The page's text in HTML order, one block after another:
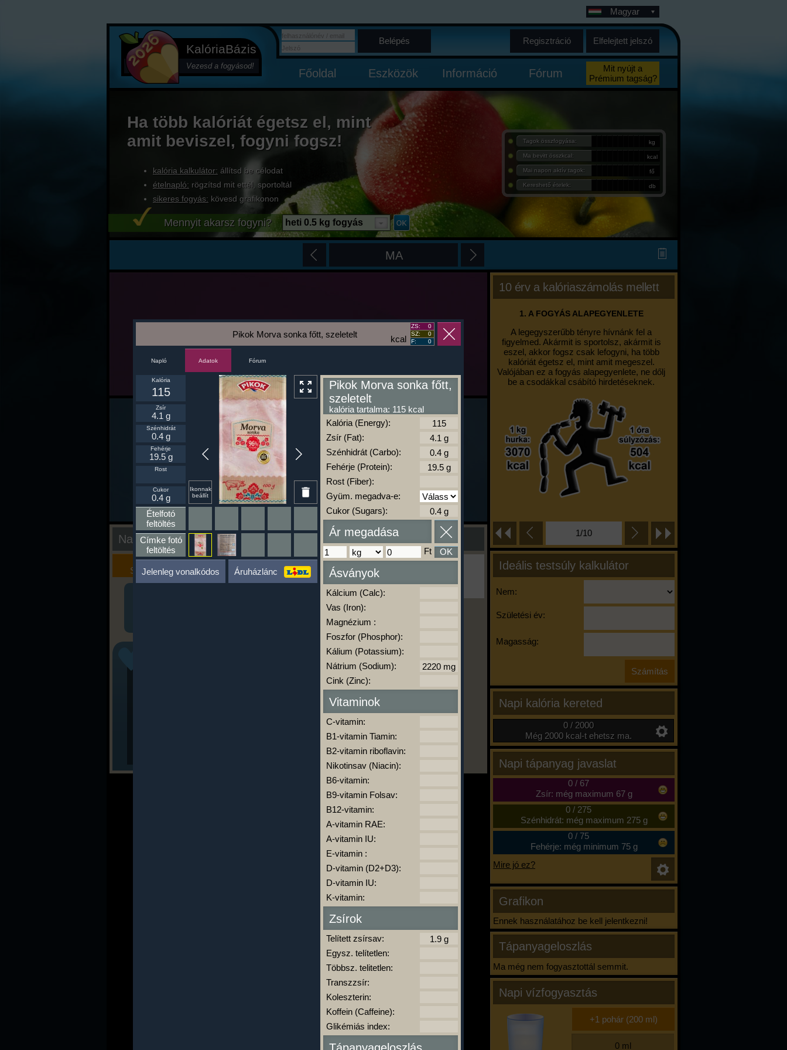
KalóriaBázis
Vezesd a fogyásod!
Magyar
Belépés Regisztráció Elfelejtett jelszó
Főoldal Eszközök Információ Fórum
Mit nyújt a
Prémium tagság?
Ha több kalóriát égetsz el, mint
amit beviszel, fogyni fogsz!
kalória kalkulátor: állítsd be célodat
ételnapló: rögzítsd mit ettél, sportoltál
sikeres fogyás: kövesd grafikonon
Tagok összfogyása: kg
Ma bevitt összkcal: kcal
Mai napon aktív tagok: fő
Kereshető ételek: db
Mennyit akarsz fogyni? heti 0.5 kg fogyás
MA
10 érv a kalóriaszámolás mellett
1. A FOGYÁS ALAPEGYENLETE
A legegyszerűbb tényre hívnánk fel a
figyelmed. Akármit is sportolsz, akármit is
eszel, akkor fogsz csak lefogyni, ha több
kalóriát égetsz el, mint amit megeszel.
Valójában ez a fogyás alapegyenlete, ne dőlj
be a csodákkal csábító hirdetéseknek.
1/10
Ideális testsúly kalkulátor
Nem:
Születési év:
Magasság:
Napi kalória kereted
0 / 2000
Még 2000 kcal-t ehetsz ma.
Napi tápanyag javaslat
0/ 67
Zsír: még maximum 67 g
0/ 275
Szénhidrát: még maximum 275 g
0/ 75
Fehérje: még minimum 75 g
Mire jó ez?
Grafikon
Ennek használatához be kell jelentkezni!
Tápanyageloszlás
Ma még nem fogyasztottál semmit.
Napi vízfogyasztás
Nap kiértékelése
Kalória
Szimulátor
Szöveges
Értékelés
Ha ma már nem eszel/sportolsz többet,
kattints a kiértékelésre!
A Kalória Szimulátor Prémium funkció.
kalóriabázis.hu
-
kcal
Pikok Morva sonka főtt, szeletelt
ZS:
0
SZ:
0
F:
0
Napló Adatok Fórum
Ikonnak
beállít
Kalória
115
Zsír
4.1 g
Szénhidrát
0.4 g
Fehérje
19.5 g
Rost
Cukor
0.4 g
Ételfotó
feltöltés
Címke fotó
feltöltés
Jelenleg vonalkódos Áruházlánc
Pikok Morva sonka főtt,
szeletelt
kalória tartalma: 115 kcal
Kalória (Energy):
Zsír (Fat):
Szénhidrát (Carbo):
Fehérje (Protein):
Rost (Fiber):
Gyüm. megadva-e:
Cukor (Sugars):
Ár megadása
Ft OK
Ásványok
Kálcium (Calc):
Vas (Iron):
Magnézium :
Foszfor (Phosphor):
Kálium (Potassium):
Nátrium (Sodium):
Cink (Zinc):
Vitaminok
C-vitamin:
B1-vitamin Tiamin:
B2-vitamin riboflavin:
Nikotinsav (Niacin):
B6-vitamin:
B9-vitamin Folsav:
B12-vitamin:
A-vitamin RAE:
A-vitamin IU:
E-vitamin :
D-vitamin (D2+D3):
D-vitamin IU:
K-vitamin:
Zsírok
Telített zsírsav:
Egysz. telítetlen:
Többsz. telitetlen:
Transzzsír:
Koleszterin:
Koffein (Caffeine):
Glikémiás index: